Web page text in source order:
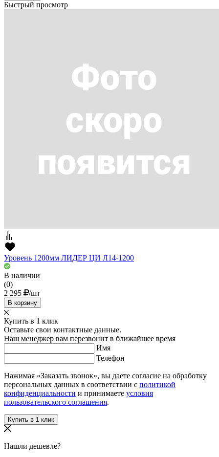
Быстрый просмотр
Уровень 1200мм ЛИДЕР ЦИ Л14-1200
В наличии
(0)
2 295
/шт
В корзину
Купить в 1 клик
Оставьте свои контактные данные.
Наш менеджер вам перезвонит в ближайшее время
Имя
Телефон
Нажимая «Заказать звонок», вы даете согласие на обработку
персональных данных в соответствии с политикой
конфиденциальности и принимаете условия
пользовательского соглашения.
Нашли дешевле?